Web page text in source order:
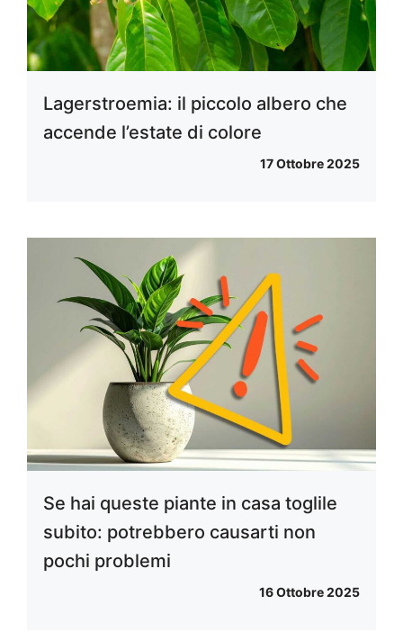
Lagerstroemia: il piccolo albero che
accende l’estate di colore
17 Ottobre 2025
Se hai queste piante in casa toglile
subito: potrebbero causarti non
pochi problemi
16 Ottobre 2025